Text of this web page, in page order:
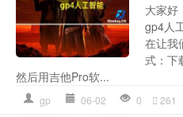
大家好
gp4人
在让我
式：下
然后用吉他Pro软...
gp 06-02 0 261